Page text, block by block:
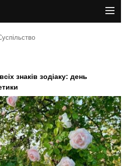
знаків зодіаку: день